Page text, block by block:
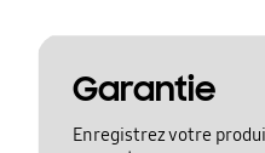
Garantie
Enregistrez votre